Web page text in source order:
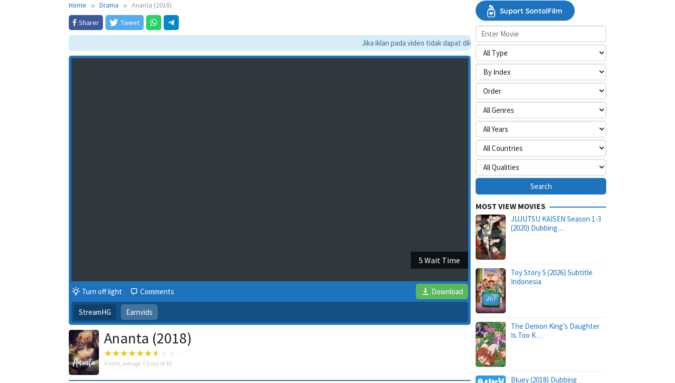
Home Drama
Ananta (2018)
Sharer
Tweet
Jika iklan pada video tidak dapat dilewati, silakan aktifkan mode situs desktop.
5 Wait Time
Turn off light Comments Download
StreamHG Earnvids
Ananta (2018)
4votes, average7.0 out of 10
Suport SontolFilm
MOST VIEW MOVIES
JUJUTSU KAISEN Season 1-3
(2020) Dubbing…
Toy Story 5 (2026) Subtitle
Indonesia
The Demon King’s Daughter
Is Too K…
Bluey (2018) Dubbing